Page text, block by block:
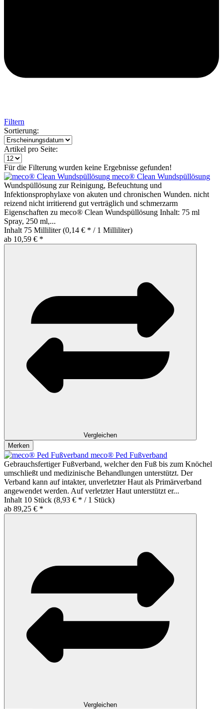
Filtern
Sortierung:
Artikel pro Seite:
Für die Filterung wurden keine Ergebnisse gefunden!
meco® Clean Wundspüllösung
Wundspüllösung zur Reinigung, Befeuchtung und
Infektionsprophylaxe von akuten und chronischen Wunden. nicht
reizend nicht irritierend gut verträglich und schmerzarm
Eigenschaften zu meco® Clean Wundspüllösung Inhalt: 75 ml
Spray, 250 ml,...
Inhalt 75 Milliliter(0,14 € * / 1 Milliliter)
ab 10,59 € *
Vergleichen
Merken
meco® Ped Fußverband
Gebrauchsfertiger Fußverband, welcher den Fuß bis zum Knöchel
umschließt und medizinische Behandlungen unterstützt. Der
Verband kann auf intakter, unverletzter Haut als Primärverband
angewendet werden. Auf verletzter Haut unterstützt er...
Inhalt 10 Stück (8,93 € * / 1 Stück)
ab 89,25 € *
Vergleichen